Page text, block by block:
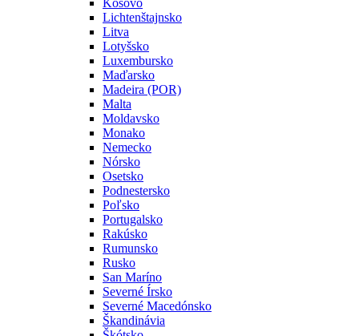
Kosovo
Lichtenštajnsko
Litva
Lotyšsko
Luxembursko
Maďarsko
Madeira (POR)
Malta
Moldavsko
Monako
Nemecko
Nórsko
Osetsko
Podnestersko
Poľsko
Portugalsko
Rakúsko
Rumunsko
Rusko
San Maríno
Severné Írsko
Severné Macedónsko
Škandinávia